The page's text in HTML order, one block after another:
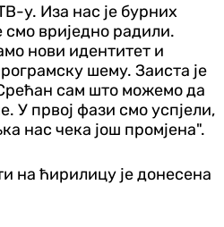
у. Иза нас је бурних
смо вриједно радили.
нови идентитет и
шему. Заиста је
сам што можемо да
У првој фази смо успјели,
нас чека још промјена".
на ћирилицу је донесена